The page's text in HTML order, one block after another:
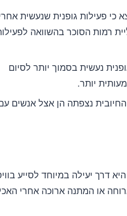
כי פעילות גופנית שנעשית
רמות הסוכר בהשוואה
נעשית בסמוך יותר לסיום
יותר.
נצפתה הן אצל אנשים
דרך יעילה במיוחד לסייע
או המתנה ארוכה אחרי